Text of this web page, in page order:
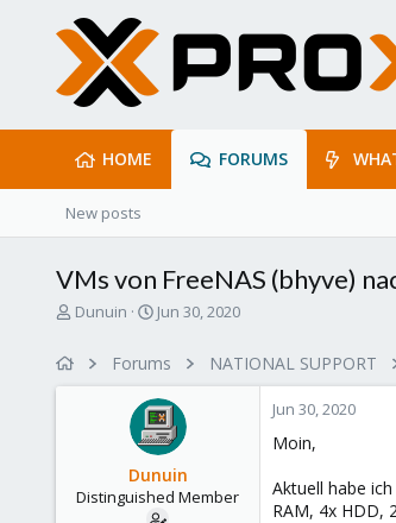
HOME FORUMS
New posts
VMs von FreeNAS (bhyve)
T
r
Dunuin
S
r
t
d
a
t
e
Jun 30, 2020
Forums NATIONAL SUPPORT
Dunuin
Distinguished Member
Jun 30, 2020
Moin,
Aktuell habe
RAM, 4x HDD,